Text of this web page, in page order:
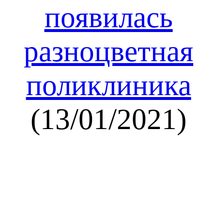
появилась
разноцветная
поликлиника
(13/01/2021)